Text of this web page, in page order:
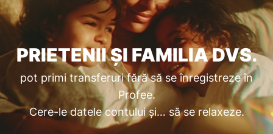
PRIETENII ȘI FAMILIA DVS.
pot primi transferuri fără să se înregistreze în
Profee.
Cere-le datele contului și… să se relaxeze.